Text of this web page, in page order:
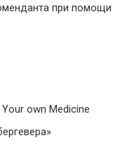
при помощи
own Medicine